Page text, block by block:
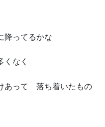
降ってるかな
くなく
あって 落ち着いたもの